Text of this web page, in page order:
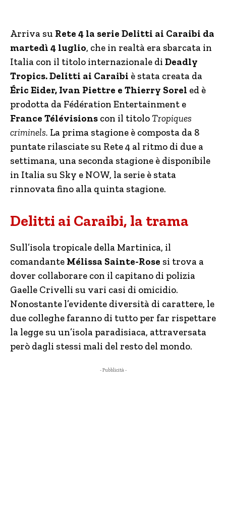
Arriva su Rete 4 la serie Delitti ai Caraibi da
martedì 4 luglio, che in realtà era sbarcata in
Italia con il titolo internazionale di Deadly
Tropics. Delitti ai Caraibi è stata creata da
Éric Eider, Ivan Piettre e Thierry Sorel ed è
prodotta da Fédération Entertainment e
France Télévisions con il titoloTropiques
criminels. La prima stagione è composta da 8
puntate rilasciate su Rete 4 al ritmo di due a
settimana, una seconda stagione è disponibile
in Italia su Sky e NOW, la serie è stata
rinnovata fino alla quinta stagione.
Delitti ai Caraibi, la trama
Sull’isola tropicale della Martinica, il
comandante Mélissa Sainte-Rose si trova a
dover collaborare con il capitano di polizia
Gaelle Crivelli su vari casi di omicidio.
Nonostante l’evidente diversità di carattere, le
due colleghe faranno di tutto per far rispettare
la legge su un’isola paradisiaca, attraversata
però dagli stessi mali del resto del mondo.
- Pubblicità -